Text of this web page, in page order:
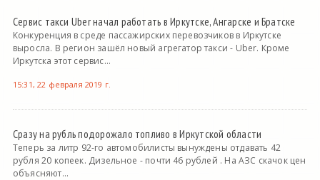
Сервис такси Uber начал работать в Иркутске, Ангарске и Братске
Конкуренция в среде пассажирских перевозчиков в Иркутске
выросла. В регион зашёл новый агрегатор такси - Uber. Кроме
Иркутска этот сервис...
15:31, 22 февраля 2019 г.
Сразу на рубль подорожало топливо в Иркутской области
Теперь за литр 92-го автомобилисты вынуждены отдавать 42
рубля 20 копеек. Дизельное - почти 46 рублей . На АЗС скачок цен
объясняют...